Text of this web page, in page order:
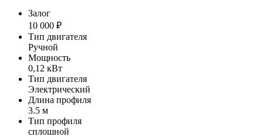
Залог
10 000 ₽
Тип двигателя
Ручной
Мощность
0,12 кВт
Тип двигателя
Электрический
Длина профиля
3.5 м
Тип профиля
сплошной